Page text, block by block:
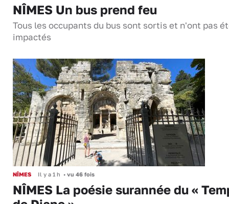
NÎMES Un bus prend feu
Tous les occupants du bus sont sortis et n'ont pas
impactés
NÎMES Il y a 1 h • vu 46 fois
NÎMES La poésie surannée du «